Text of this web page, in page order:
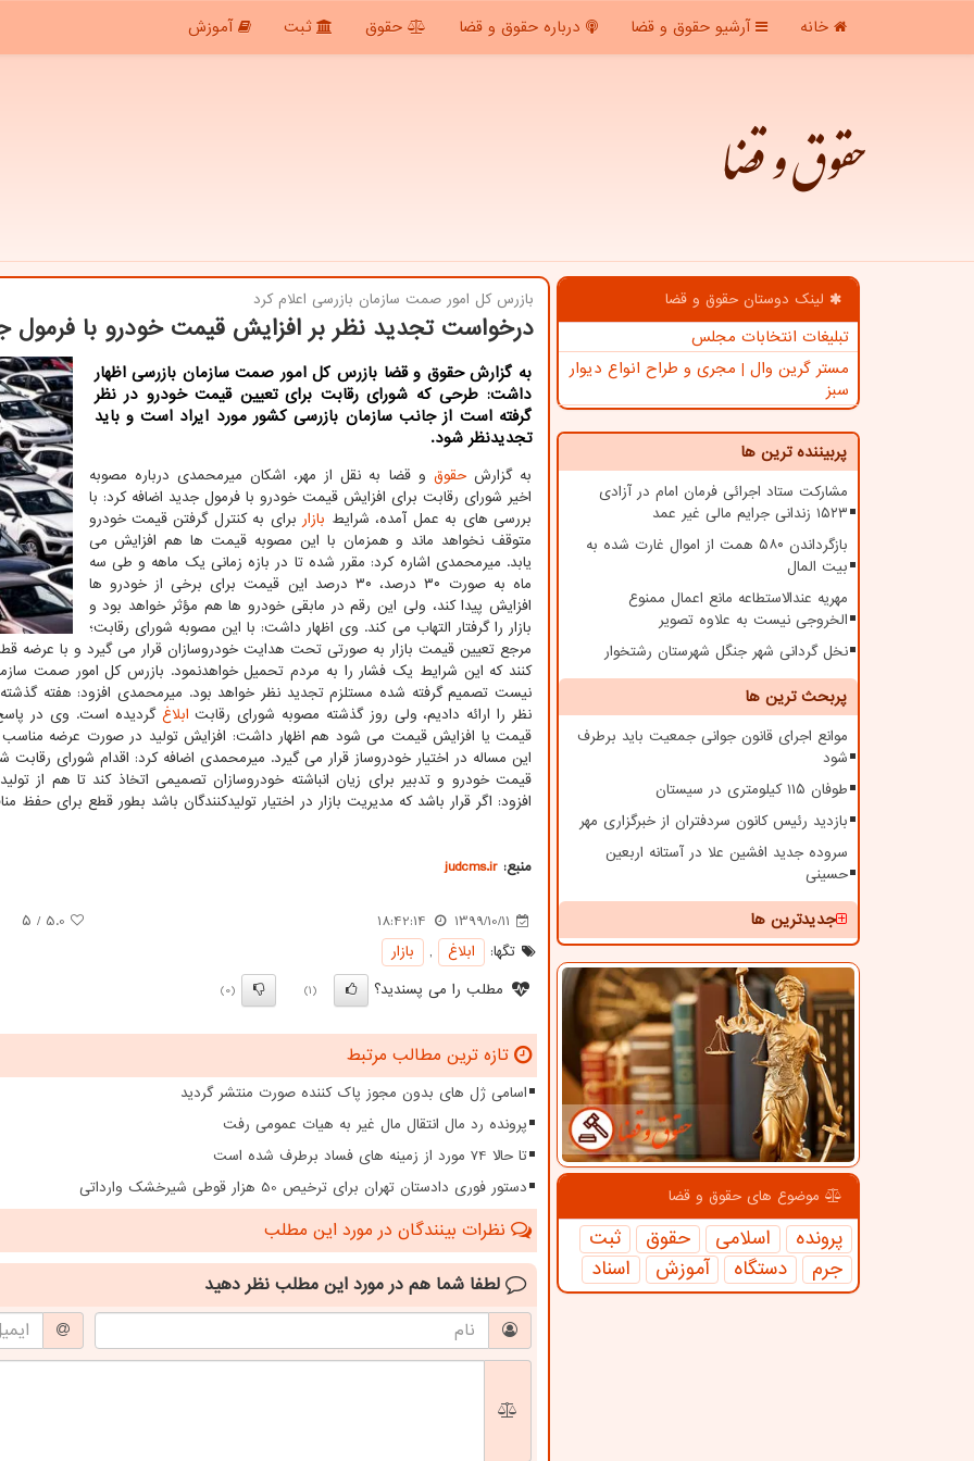
خانه آرشیو حقوق و قضا درباره حقوق و قضا حقوق ثبت آموزش
حقوق و قضا
لینک دوستان حقوق و قضا
تبلیغات انتخابات مجلس
مستر گرین وال | مجری و طراح انواع دیوار
سبز
پربیننده ترین ها
مشارکت ستاد اجرائی فرمان امام در آزادی
۱۵۲۳ زندانی جرایم مالی غیر عمد
بازگرداندن ۵۸۰ همت از اموال غارت شده به
بیت المال
مهریه عندالاستطاعه مانع اعمال ممنوع
الخروجی نیست به علاوه تصویر
نخل گردانی شهر جنگل شهرستان رشتخوار
پربحث ترین ها
موانع اجرای قانون جوانی جمعیت باید برطرف
شود
طوفان ۱۱۵ کیلومتری در سیستان
بازدید رئیس کانون سردفتران از خبرگزاری مهر
سروده جدید افشین علا در آستانه اربعین
حسینی
جدیدترین ها
موضوع های حقوق و قضا
پرونده اسلامی حقوق
ثبت
جرم
دستگاه آموزش اسناد
بازرس كل امور صمت سازمان بازرسی اعلام كرد
درخواست تجدید نظر بر افزایش قیمت خودرو با فرمول
به گزارش حقوق و قضا بازرس کل امور صمت سازمان بازرسی اظهار
داشت: طرحی که شورای رقابت برای تعیین قیمت خودرو در نظر
گرفته است از جانب سازمان بازرسی کشور مورد ایراد است و باید
تجدیدنظر شود.
به گزارشحقوق و قضا به نقل از مهر، اشکان میرمحمدی درباره مصوبه
اخیر شورای رقابت برای افزایش قیمت خودرو با فرمول جدید اضافه کرد: با
بررسی های به عمل آمده، شرایط بازار برای به کنترل گرفتن قیمت خودرو
متوقف نخواهد ماند و همزمان با این مصوبه قیمت ها هم افزایش می
یابد. میرمحمدی اشاره کرد: مقرر شده تا در بازه زمانی یک ماهه و طی سه
ماه به صورت ۳۰ درصد، ۳۰ درصد این قیمت برای برخی از خودرو ها
افزایش پیدا کند، ولی این رقم در مابقی خودرو ها هم مؤثر خواهد بود و
بازار را گرفتار التهاب می کند. وی اظهار داشت: با این مصوبه شورای رقابت؛
مرجع تعیین قیمت بازار به صورتی تحت هدایت خودروسازان قرار می گیرد و با عرضه
کنند که این شرایط یک فشار را به مردم تحمیل خواهدنمود. بازرس کل امور صمت
نیست تصمیم گرفته شده مستلزم تجدید نظر خواهد بود. میرمحمدی افزود: هفته
نظر را ارائه دادیم، ولی روز گذشته مصوبه شورای رقابت ابلاغ گردیده است. وی در
قیمت یا افزایش قیمت می شود هم اظهار داشت: افزایش تولید در صورت عرضه مناسب
این مساله در اختیار خودروساز قرار می گیرد. میرمحمدی اضافه کرد: اقدام شورای
قیمت خودرو و تدبیر برای زیان انباشته خودروسازان تصمیمی اتخاذ کند تا هم از
افزود: اگر قرار باشد که مدیریت بازار در اختیار تولیدکنندگان باشد بطور قطع برای
منبع: judcms.ir
1399/10/11
18:42:14
5.0 / ۵
تگها:
ابلاغ ,
بازار
مطلب را می پسندید؟
(1)
(0)
تازه ترین مطالب مرتبط
اسامی ژل های بدون مجوز پاک کننده صورت منتشر گردید
پرونده رد مال انتقال مال غیر به هیات عمومی رفت
تا حالا 74 مورد از زمینه های فساد برطرف شده است
دستور فوری دادستان تهران برای ترخیص 50 هزار قوطی شیرخشک وارداتی
نظرات بینندگان در مورد این مطلب
لطفا شما هم در مورد این مطلب نظر دهید